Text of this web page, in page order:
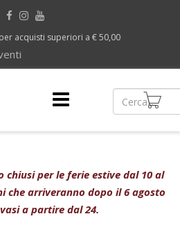
acquisti superiori a € 50,00
per le ferie estive dal 10 al
che arriveranno dopo il 6 agosto
a partire dal 24.